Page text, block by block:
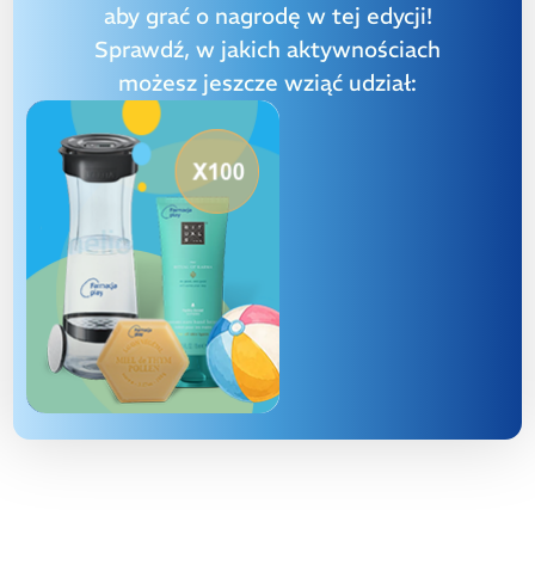
aby grać o nagrodę w tej edycji!
Sprawdź, w jakich aktywnościach
możesz jeszcze wziąć udział: